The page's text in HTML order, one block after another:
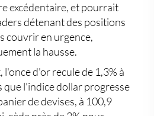
excédentaire, et pourrait
détenant des positions
couvrir en urgence,
la hausse.
l'once d'or recule de 1,3% à
que l'indice dollar progresse
de devises, à 100,9